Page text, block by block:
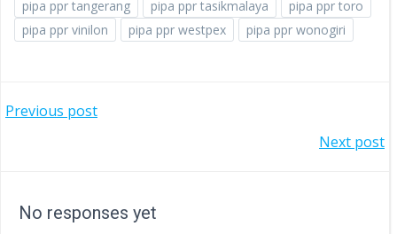
pipa ppr tangerang
pipa ppr tasikmalaya
pipa ppr toro
pipa ppr vinilon
pipa ppr westpex pipa ppr wonogiri
POST
Previous post
Next post
No responses yet